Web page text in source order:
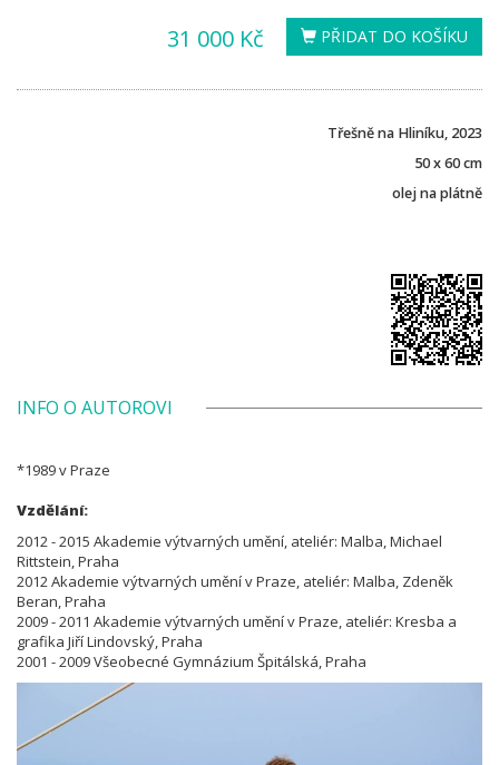
PŘIDAT DO KOŠÍKU
31 000 Kč
Třešně na Hliníku, 2023
50 x 60 cm
olej na plátně
INFO O AUTOROVI
*1989 v Praze
Vzdělání:
2012 - 2015 Akademie výtvarných umění, ateliér: Malba, Michael
Rittstein, Praha
2012 Akademie výtvarných umění v Praze, ateliér: Malba, Zdeněk
Beran, Praha
2009 - 2011 Akademie výtvarných umění v Praze, ateliér: Kresba a
grafika Jiří Lindovský, Praha
2001 - 2009 Všeobecné Gymnázium Špitálská, Praha